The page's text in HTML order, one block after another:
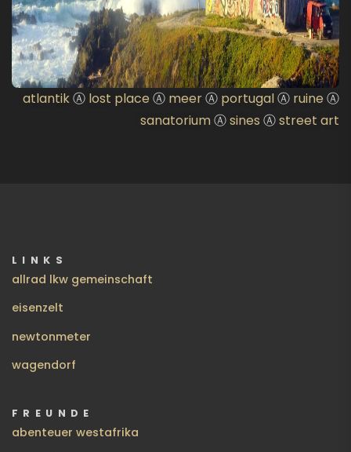
atlantikⒶ lost place Ⓐ meerⒶ portugalⒶ ruine Ⓐ
sanatoriumⒶsines Ⓐstreet art
LINKS
allrad lkw gemeinschaft
eisenzelt
newtonmeter
wagendorf
FREUNDE
abenteuer westafrika